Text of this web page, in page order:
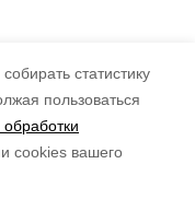
статистику
пользоваться
cookies вашего
районной